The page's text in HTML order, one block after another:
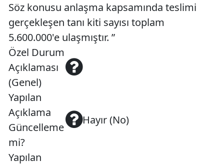
Söz konusu anlaşma kapsamında teslimi
gerçekleşen tanı kiti sayısı toplam
5.600.000'e ulaşmıştır. ”
Özel Durum
Açıklaması
(Genel)
Yapılan
Açıklama
Güncelleme
mi?
Hayır (No)
Yapılan